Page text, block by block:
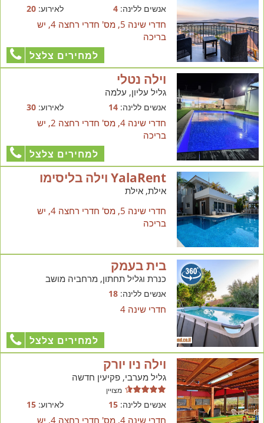
אנשים ללינה:4 לאירוע:20
חדרי שינה 5, מס' חדרי רחצה 4, יש
בריכה
למחירים צלצל
וילה נטלי
גליל עליון, עלמה
אנשים ללינה:14 לאירוע:30
חדרי שינה 4, מס' חדרי רחצה 2, יש
בריכה
למחירים צלצל
YalaRent וילה בליסימו
אילת, אילת
חדרי שינה 5, מס' חדרי רחצה 4, יש
בריכה
בית בעמק
כנרת וגליל תחתון, מרחביה מושב
אנשים ללינה:18
חדרי שינה 4
למחירים צלצל
וילה ניו יורק
גליל מערבי, פקיעין חדשה
מצויין
אנשים ללינה:15 לאירוע:15
חדרי שינה 4, מס' חדרי רחצה 4, יש